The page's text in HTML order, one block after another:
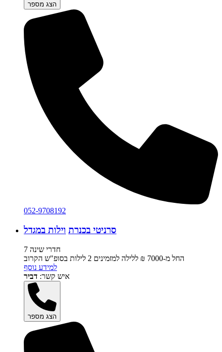
הצג מספר
052-9708192
סרניטי בכנרת וילות במגדל
7 חדרי שינה
החל מ-‏7000 ₪ ללילה למזמינים 2 לילות בסופ"ש הקרוב
למידע נוסף
איש קשר: דביר
הצג מספר